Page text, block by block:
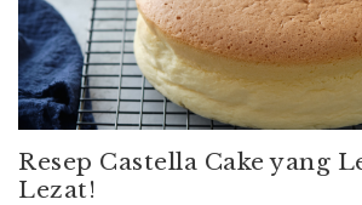
Resep Castella Cake yang
Lezat!